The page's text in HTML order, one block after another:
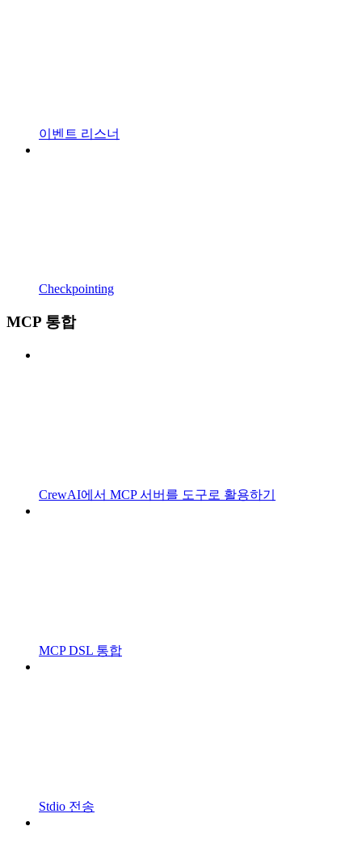
이벤트 리스너
Checkpointing
MCP 통합
CrewAI에서 MCP 서버를 도구로 활용하기
MCP DSL 통합
Stdio 전송